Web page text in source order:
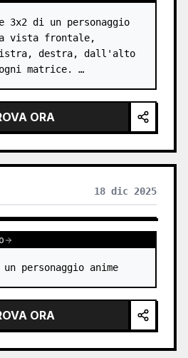
3x2 di un personaggio
vista frontale,
destra, dall'alto
matrice. …
ORA
18 dic 2025
personaggio anime
ORA